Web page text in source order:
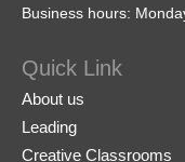
Business hours:
Quick Link
About us
Leading
Creative Classrooms